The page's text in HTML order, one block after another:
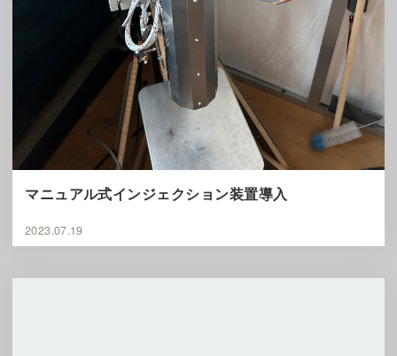
マニュアル式インジェクション装置導入
2023.07.19